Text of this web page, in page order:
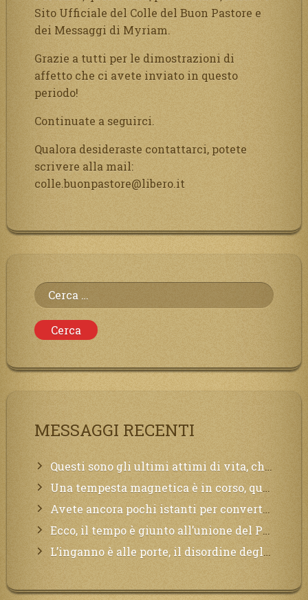
Sito Ufficiale del Colle del Buon Pastore e
dei Messaggi di Myriam.
Grazie a tutti per le dimostrazioni di
affetto che ci avete inviato in questo
periodo!
Continuate a seguirci.
Qualora desideraste contattarci, potete
scrivere alla mail:
colle.buonpastore@libero.it
Ricerca
per:
MESSAGGI RECENTI
Questi sono gli ultimi attimi di vita, chi si vuole salvare Mi chiami in suo aiuto.
Una tempesta magnetica è in corso, questa generazione patirà. Il black out non tarderà ad arrivare e tutta la Terra sarà oscurata.
Avete ancora pochi istanti per convertirvi, non perdete tempo, la sciagura arriverà all’improvviso e per chi non si sarà preparato saranno dolori.
Ecco, il tempo è giunto all’unione del Padre con il figlio, non avete che da attendere pochissimo.
L’inganno è alle porte, il disordine degli ordinati urlerà perdono, ma sarà troppo tardi, il tradimento è stato grande!